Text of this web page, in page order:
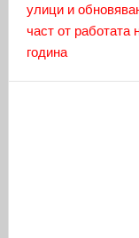
улици и
част от
година